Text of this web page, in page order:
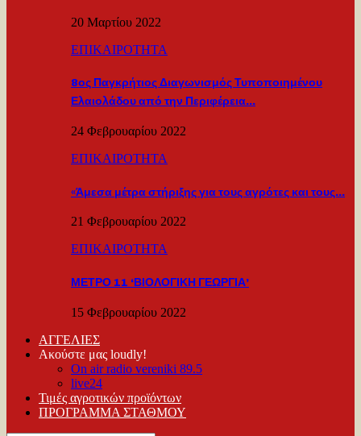
20 Μαρτίου 2022
ΕΠΙΚΑΙΡΟΤΗΤΑ
8ος Παγκρήτιος Διαγωνισμός Τυποποιημένου
Ελαιολάδου από την Περιφέρεια…
24 Φεβρουαρίου 2022
ΕΠΙΚΑΙΡΟΤΗΤΑ
«Άμεσα μέτρα στήριξης για τους αγρότες και τους…
21 Φεβρουαρίου 2022
ΕΠΙΚΑΙΡΟΤΗΤΑ
ΜΕΤΡΟ 11 ‘ΒΙΟΛΟΓΙΚΗ ΓΕΩΡΓΙΑ’
15 Φεβρουαρίου 2022
ΑΓΓΕΛΙΕΣ
Ακούστε μας loudly!
On air radio vereniki 89.5
live24
Τιμές αγροτικών προϊόντων
ΠΡΟΓΡΑΜΜΑ ΣΤΑΘΜΟΥ